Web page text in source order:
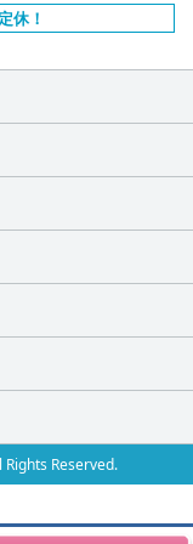
休！
Reserved.